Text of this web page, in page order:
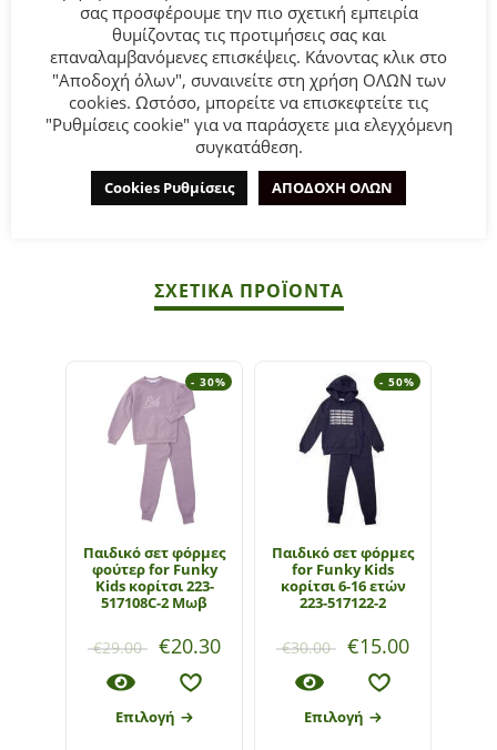
Παιδικό σετ φόρμα φούτερ for Funky Kids για κορίτσι από
1 έως 6 ετών σε μπλε χρώμα με τύπωμα και γκρι παντελόνι.
Σύνθεση:70% COTTON-30% POLYESTER.
ΣΥΜΒΟΥΛΕΣ
Πλένεται στο πλυντήριο στους 30°C.
ΣΧΕΤΙΚΆ ΠΡΟΪΌΝΤΑ
- 30%
Παιδικό σετ φόρμες
φούτερ for Funky
Kids κορίτσι 223-
517108C-2 Μωβ
€29.00 €20.30
Επιλογή
- 50%
Παιδικό σετ φόρμες
for Funky Kids
κορίτσι 6-16 ετών
223-517122-2
€30.00 €15.00
Επιλογή
σας προσφέρουμε την πιο σχετική εμπειρία
θυμίζοντας τις προτιμήσεις σας και
επαναλαμβανόμενες επισκέψεις. Κάνοντας κλικ στο
"Αποδοχή όλων", συναινείτε στη χρήση ΟΛΩΝ των
cookies. Ωστόσο, μπορείτε να επισκεφτείτε τις
"Ρυθμίσεις cookie" για να παράσχετε μια ελεγχόμενη
συγκατάθεση.
Cookies Ρυθμίσεις ΑΠΟΔΟΧΗ ΟΛΩΝ